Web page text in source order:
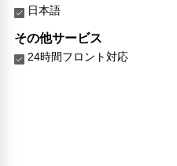
日本語
その他サービス
24時間フロント対応